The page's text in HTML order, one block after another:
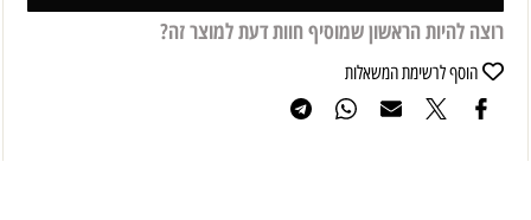
רוצה להיות הראשון שמוסיף חוות דעת למוצר זה?
הוסף לרשימת המשאלות